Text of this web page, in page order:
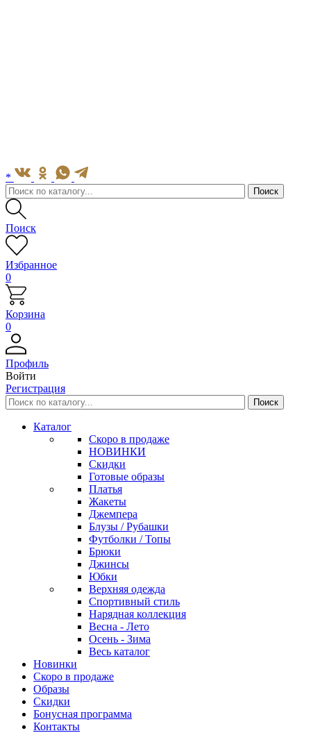
*
Поиск
Избранное
0
Корзина
0
Профиль
Войти
Регистрация
Каталог
Скоро в продаже
НОВИНКИ
Скидки
Готовые образы
Платья
Жакеты
Джемпера
Блузы / Рубашки
Футболки / Топы
Брюки
Джинсы
Юбки
Верхняя одежда
Спортивный стиль
Нарядная коллекция
Весна - Лето
Осень - Зима
Весь каталог
Новинки
Скоро в продаже
Образы
Скидки
Бонусная программа
Контакты